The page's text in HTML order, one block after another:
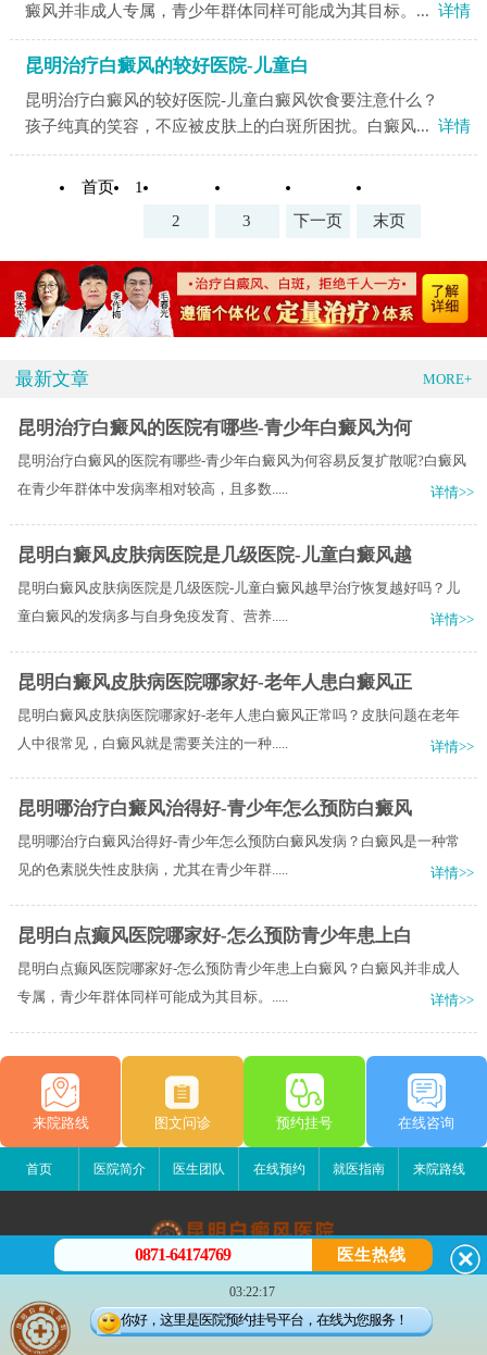
癜风并非成人专属，青少年群体同样可能成为其目标。... 详情
昆明治疗白癜风的较好医院-儿童白
昆明治疗白癜风的较好医院-儿童白癜风饮食要注意什么？
孩子纯真的笑容，不应被皮肤上的白斑所困扰。白癜风... 详情
首页
1
2
3 下一页 末页
最新文章 MORE+
昆明治疗白癜风的医院有哪些-青少年白癜风为何
昆明治疗白癜风的医院有哪些-青少年白癜风为何容易反复扩散呢?白癜风
在青少年群体中发病率相对较高，且多数.....
详情>>
昆明白癜风皮肤病医院是几级医院-儿童白癜风越
昆明白癜风皮肤病医院是几级医院-儿童白癜风越早治疗恢复越好吗？儿
童白癜风的发病多与自身免疫发育、营养.....
详情>>
昆明白癜风皮肤病医院哪家好-老年人患白癜风正
昆明白癜风皮肤病医院哪家好-老年人患白癜风正常吗？皮肤问题在老年
人中很常见，白癜风就是需要关注的一种.....
详情>>
昆明哪治疗白癜风治得好-青少年怎么预防白癜风
昆明哪治疗白癜风治得好-青少年怎么预防白癜风发病？白癜风是一种常
见的色素脱失性皮肤病，尤其在青少年群.....
详情>>
昆明白点癫风医院哪家好-怎么预防青少年患上白
昆明白点癫风医院哪家好-怎么预防青少年患上白癜风？白癜风并非成人
专属，青少年群体同样可能成为其目标。.....
详情>>
来院路线 图文问诊 预约挂号 在线咨询
首页 医院简介 医生团队 在线预约 就医指南 来院路线
昆明白癜风医院
昆明市五华区护国路2号
版权所有：昆明白癜风医院
联系电话：0871-64174769
0871-64174769 医生热线
03:22:17
你好，这里是医院预约挂号平台，在线为您服务！